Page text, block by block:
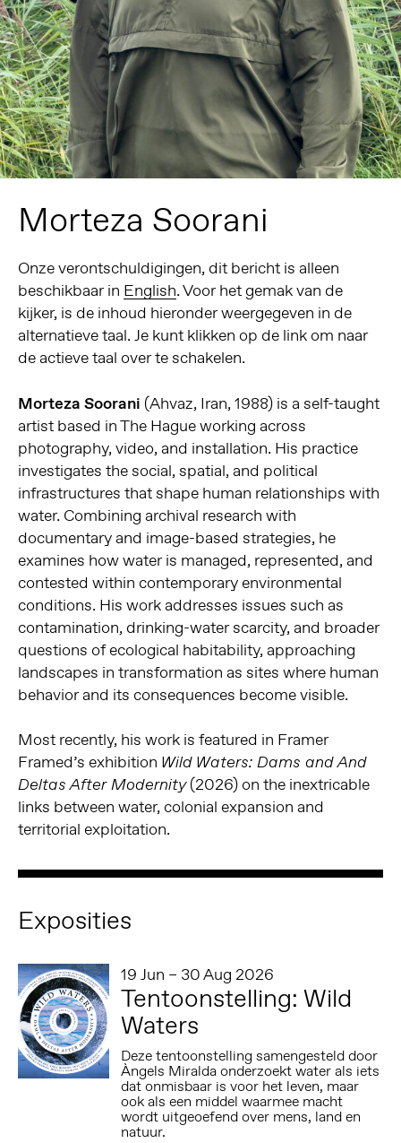
Morteza Soorani
Onze verontschuldigingen, dit bericht is alleen
beschikbaar in English. Voor het gemak van de
kijker, is de inhoud hieronder weergegeven in de
alternatieve taal. Je kunt klikken op de link om naar
de actieve taal over te schakelen.
Morteza Soorani (Ahvaz, Iran, 1988) is a self-taught
artist based in The Hague working across
photography, video, and installation. His practice
investigates the social, spatial, and political
infrastructures that shape human relationships with
water. Combining archival research with
documentary and image-based strategies, he
examines how water is managed, represented, and
contested within contemporary environmental
conditions. His work addresses issues such as
contamination, drinking-water scarcity, and broader
questions of ecological habitability, approaching
landscapes in transformation as sites where human
behavior and its consequences become visible.
Most recently, his work is featured in Framer
Framed’s exhibition Wild Waters: Dams and And
Deltas After Modernity(2026) on the inextricable
links between water, colonial expansion and
territorial exploitation.
Exposities
19 Jun – 30 Aug 2026
Tentoonstelling: Wild
Waters
Deze tentoonstelling samengesteld door
Àngels Miralda onderzoekt water als iets
dat onmisbaar is voor het leven, maar
ook als een middel waarmee macht
wordt uitgeoefend over mens, land en
natuur.